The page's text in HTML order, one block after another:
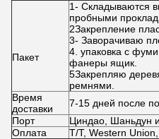
Пакет
1- Складываются
пробными
2Закрепление
3- Заворачиваю
4. упаковка с
фанеры ящик.
5Закрепляю
ремнями.
Время
доставки
7-15 дней после
Порт
Циндао, Шаньдун и
Оплата
T/T, Western Union,